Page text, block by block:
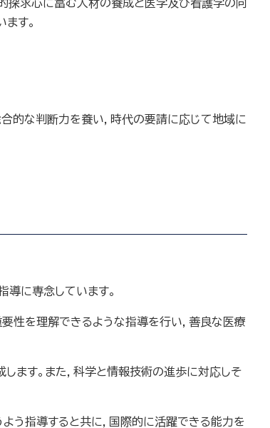
探求心に富む人材の養成と医学及び看護学の向
す。
的な判断力を養い，時代の要請に応じて地域に
導に専念しています。
性を理解できるような指導を行い，善良な医療
ます。また，科学と情報技術の進歩に対応しそ
う指導すると共に，国際的に活躍できる能力を